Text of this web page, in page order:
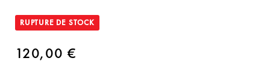
RUPTURE DE STOCK
120,00 €